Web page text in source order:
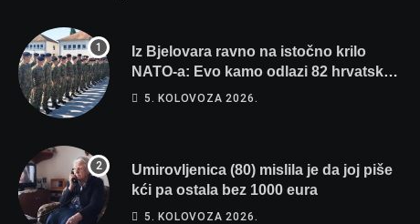
Iz Bjelovara ravno na istočno krilo
NATO-a: Evo kamo odlazi 82 hrvatska
vojnika i 6 vojnikinja
5. KOLOVOZA 2026.
Umirovljenica (80) mislila je da joj piše
kći pa ostala bez 1000 eura
5. KOLOVOZA 2026.